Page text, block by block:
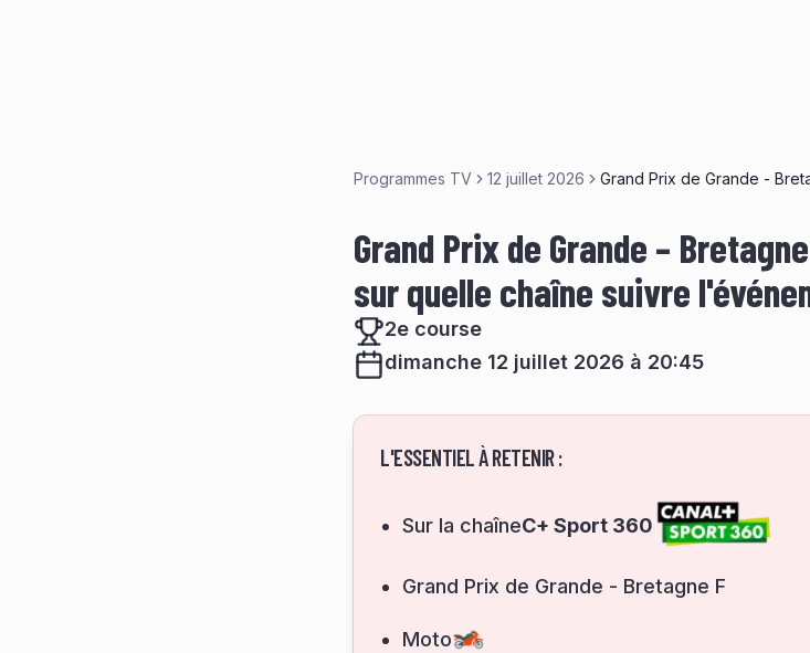
Programmes TV 12 juillet 2026 Grand Prix de Grande -
Grand Prix de Grande –
sur quelle chaîne suivre
2e course
dimanche 12 juillet 2026 à 20:45
L'ESSENTIEL À RETENIR :
Sur la chaîneC+ Sport 360
Grand Prix de Grande - Bretagne F
Moto